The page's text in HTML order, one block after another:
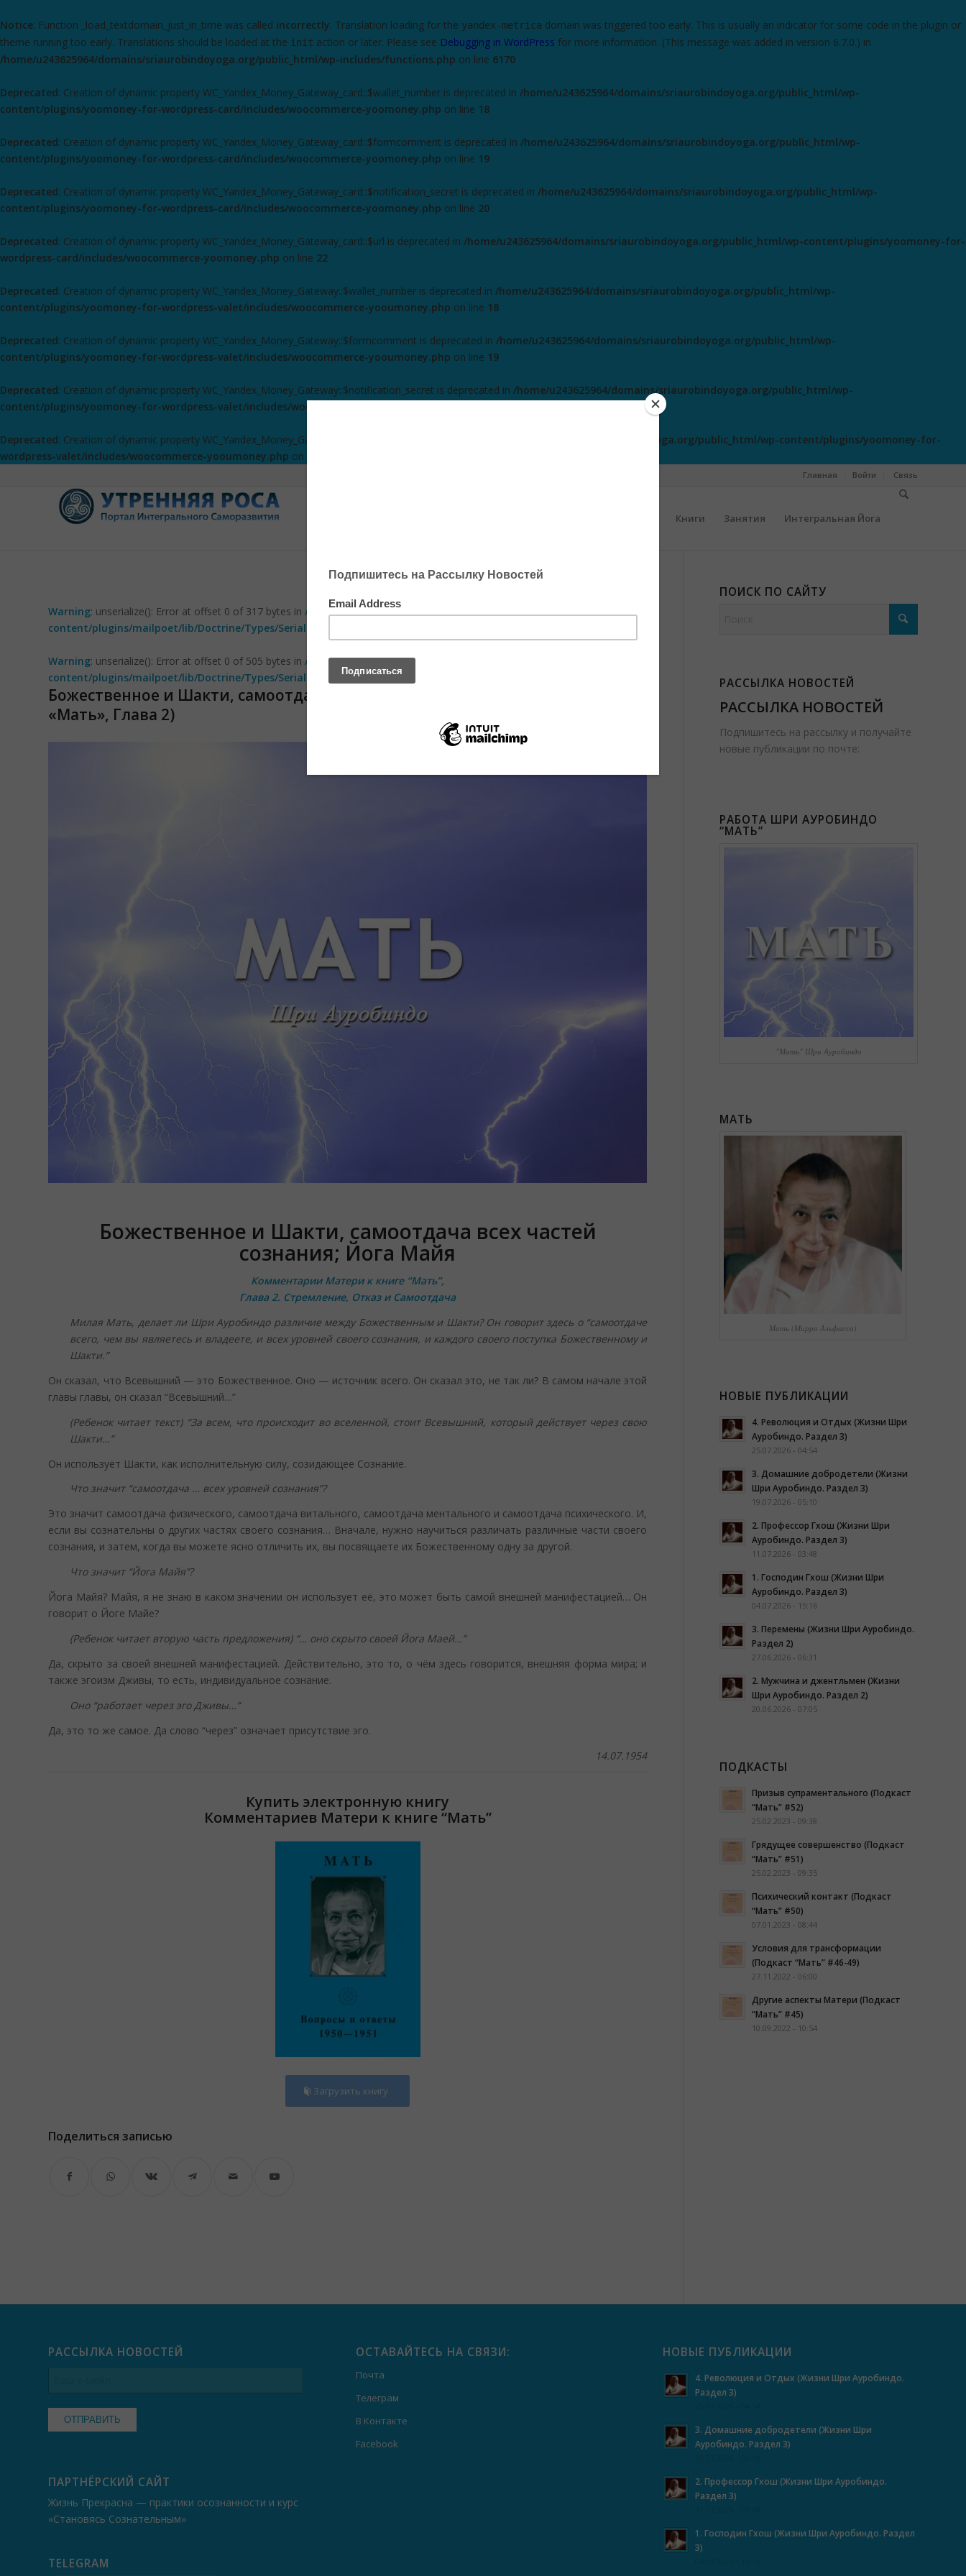
Notice: Function _load_textdomain_just_in_time was called incorrectly. Translation loading for the yandex-metrica domain was triggered too early. This is usually an indicator for some code in the plugin or
theme running too early. Translations should be loaded at the init action or later. Please see Debugging in WordPress for more information. (This message was added in version 6.7.0.) in
/home/u243625964/domains/sriaurobindoyoga.org/public_html/wp-includes/functions.php on line 6170
Deprecated: Creation of dynamic property WC_Yandex_Money_Gateway_card::$wallet_number is deprecated in /home/u243625964/domains/sriaurobindoyoga.org/public_html/wp-
content/plugins/yoomoney-for-wordpress-card/includes/woocommerce-yoomoney.php on line 18
Deprecated: Creation of dynamic property WC_Yandex_Money_Gateway_card::$formcomment is deprecated in /home/u243625964/domains/sriaurobindoyoga.org/public_html/wp-
content/plugins/yoomoney-for-wordpress-card/includes/woocommerce-yoomoney.php on line 19
Deprecated: Creation of dynamic property WC_Yandex_Money_Gateway_card::$notification_secret is deprecated in /home/u243625964/domains/sriaurobindoyoga.org/public_html/wp-
content/plugins/yoomoney-for-wordpress-card/includes/woocommerce-yoomoney.php on line 20
Deprecated: Creation of dynamic property WC_Yandex_Money_Gateway_card::$url is deprecated in /home/u243625964/domains/sriaurobindoyoga.org/public_html/wp-content/plugins/yoomoney-for-
wordpress-card/includes/woocommerce-yoomoney.php on line 22
Deprecated: Creation of dynamic property WC_Yandex_Money_Gateway::$wallet_number is deprecated in /home/u243625964/domains/sriaurobindoyoga.org/public_html/wp-
content/plugins/yoomoney-for-wordpress-valet/includes/woocommerce-yooumoney.php on line 18
Deprecated: Creation of dynamic property WC_Yandex_Money_Gateway::$formcomment is deprecated in /home/u243625964/domains/sriaurobindoyoga.org/public_html/wp-
content/plugins/yoomoney-for-wordpress-valet/includes/woocommerce-yooumoney.php on line 19
Deprecated: Creation of dynamic property WC_Yandex_Money_Gateway::$notification_secret is deprecated in /home/u243625964/domains/sriaurobindoyoga.org/public_html/wp-
content/plugins/yoomoney-for-wordpress-valet/includes/woocommerce-yooumoney.php
Deprecated: Creation of dynamic property WC_Yandex_Money_Gateway::$url is deprecated in
/home/u243625964/domains/sriaurobindoyoga.org/public_html/wp-content/plugins/yoomoney-for-
wordpress-valet/includes/woocommerce-yooumoney.php on line
Главная Войти Cвязь
Книги Занятия Интегральная Йога
Warning: unserialize(): Error at offset 0 of 317 bytes in /home/u243625964/domains/sriaurobindoyoga.org/public_html/wp-
content/plugins/mailpoet/lib/Doctrine/Types/SerializedArrayType.php
Warning: unserialize(): Error at offset 0 of 505 bytes in /home/u243625964/domains/sriaurobindoyoga.org/public_html/wp-
content/plugins/mailpoet/lib/Doctrine/Types/SerializedArrayType.php
Божественное и Шакти, самоотдача сознания; Йога Майя (Мать о Книге
«Мать», Глава 2)
Божественное и Шакти, самоотдача всех частей
сознания; Йога Майя
Комментарии Матери к книге “Мать”,
Глава 2. Стремление, Отказ и Самоотдача
Милая Мать, делает ли Шри Ауробиндо различие между Божественным и Шакти? Он говорит здесь о “самоотдаче
всего, чем вы являетесь и владеете, и всех уровней своего сознания, и каждого своего поступка Божественному и
Шакти.”
Он сказал, что Всевышний — это Божественное. Оно — источник всего. Он сказал это, не так ли? В самом начале этой
главы главы, он сказал “Всевышний…”
(Ребенок читает текст) “За всем, что происходит во вселенной, стоит Всевышний, который действует через свою
Шакти…”
Он использует Шакти, как исполнительную силу, созидающее Сознание.
Что значит “самоотдача … всех уровней сознания”?
Это значит самоотдача физического, самоотдача витального, самоотдача ментального и самоотдача психического. И,
если вы сознательны о других частях своего сознания… Вначале, нужно научиться различать различные части своего
сознания, и затем, когда вы можете ясно отличить их, вы посвящаете их Божественному одну за другой.
Что значит “Йога Майя”?
Йога Майя? Майя, я не знаю в каком значении он использует её, это может быть самой внешней манифестацией… Он
говорит о Йоге Майе?
(Ребенок читает вторую часть предложения) “… оно скрыто своей Йога Маей…”
Да, скрыто за своей внешней манифестацией. Действительно, это то, о чём здесь говорится, внешняя форма мира; и
также эгоизм Дживы, то есть, индивидуальное сознание.
Оно “работает через эго Дживы…”
Да, это то же самое. Да слово “через” означает присутствие эго.
14.07.1954
Купить электронную книгу
Комментариев Матери к книге “Мать”
Загрузить книгу
Поделиться записью
ПОИСК ПО САЙТУ
РАССЫЛКА НОВОСТЕЙ
РАССЫЛКА НОВОСТЕЙ
Подпишитесь на рассылку и получайте
новые публикации по почте:
РАБОТА ШРИ АУРОБИНДО
“МАТЬ”
"Мать" Шри Ауробиндо
МАТЬ
Мать (Мирра Альфасса)
НОВЫЕ ПУБЛИКАЦИИ
4. Революция и Отдых (Жизни Шри
Ауробиндо. Раздел 3)
25.07.2026 - 04:54
3. Домашние добродетели (Жизни
Шри Ауробиндо. Раздел 3)
19.07.2026 - 05:10
2. Профессор Гхош (Жизни Шри
Ауробиндо. Раздел 3)
11.07.2026 - 03:48
1. Господин Гхош (Жизни Шри
Ауробиндо. Раздел 3)
04.07.2026 - 15:16
3. Перемены (Жизни Шри Ауробиндо.
Раздел 2)
27.06.2026 - 06:31
2. Мужчина и джентльмен (Жизни
Шри Ауробиндо. Раздел 2)
20.06.2026 - 07:05
ПОДКАСТЫ
Призыв супраментального (Подкаст
“Мать” #52)
25.02.2023 - 09:38
Грядущее совершенство (Подкаст
“Мать” #51)
25.02.2023 - 09:35
Психический контакт (Подкаст
“Мать” #50)
07.01.2023 - 08:44
Условия для трансформации
(Подкаст “Мать” #46-49)
27.11.2022 - 06:00
Другие аспекты Матери (Подкаст
“Мать” #45)
10.09.2022 - 10:54
РАССЫЛКА НОВОСТЕЙ
ПАРТНЁРСКИЙ САЙТ
Жизнь Прекрасна — практики осознанности и курс
«Становясь Сознательным»
TELEGRAM
ОСТАВАЙТЕСЬ НА СВЯЗИ:
Почта
Телеграм
В Контакте
Facebook
НОВЫЕ ПУБЛИКАЦИИ
4. Революция и Отдых (Жизни Шри Ауробиндо.
Раздел 3)
3. Домашние добродетели (Жизни Шри
Ауробиндо. Раздел 3)
2. Профессор Гхош (Жизни Шри Ауробиндо.
Раздел 3)
1. Господин Гхош (Жизни Шри Ауробиндо. Раздел
3)